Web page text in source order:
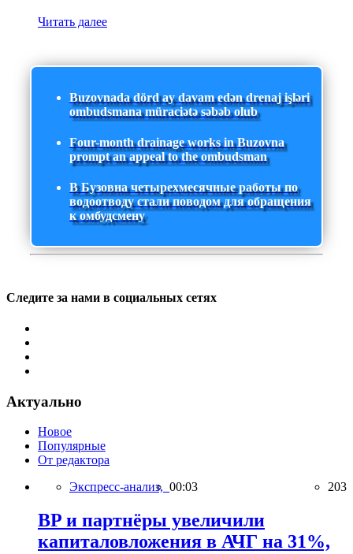
Читать далее
Buzovnada dörd ay davam edən drenaj işləri
ombudsmana müraciətə səbəb olub
Four-month drainage works in Buzovna
prompt an appeal to the ombudsman
В Бузовна четырехмесячные работы по
водоотводу стали поводом для обращения
к омбудсмену
Следите за нами в социальных сетях
Актуально
Новое
Популярные
От редактора
Экспресс-анализ, 00:03 203
BP и партнёры увеличили
капиталовложения в АЧГ на 31%,